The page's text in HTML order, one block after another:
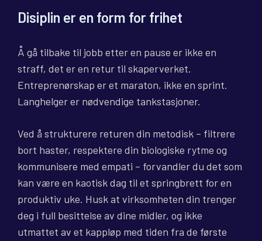
Disiplin er en form for frihet
Å gå tilbake til jobb etter en pause er ikke en
straff, det er en retur til skaperverket.
Entreprenørskap er et maraton, ikke en sprint.
Langhelger er nødvendige tankstasjoner.
Ved å strukturere returen din metodisk – filtrere
bort haster, respektere din biologiske rytme og
kommunisere med empati – forvandler du det som
kan være en kaotisk dag til et springbrett for en
produktiv uke. Husk at virksomheten din trenger
deg i full besittelse av dine midler, og ikke
utmattet av et kappløp med tiden fra de første